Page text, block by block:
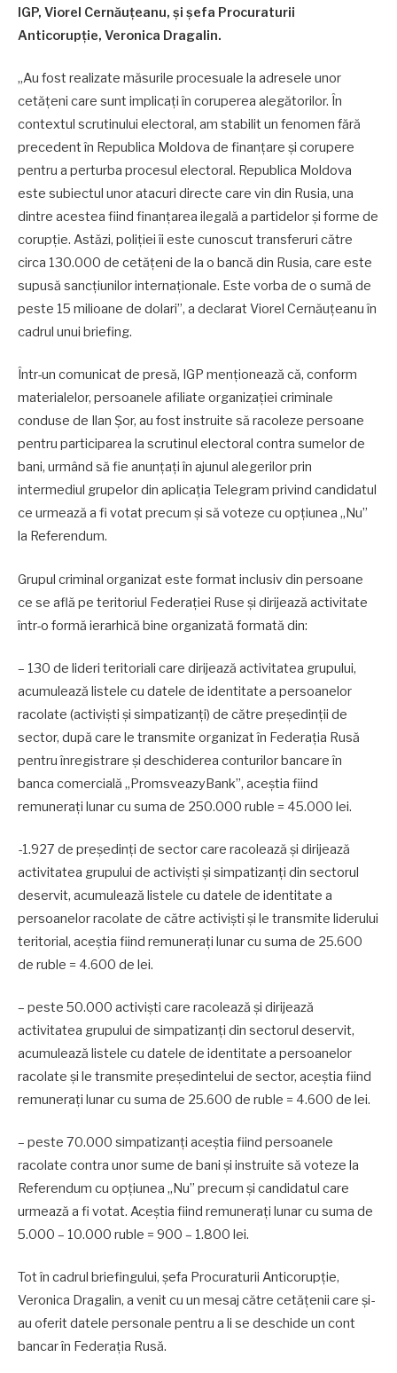
IGP, Viorel Cernăuțeanu, și șefa Procuraturii
Anticorupție, Veronica Dragalin.
„Au fost realizate măsurile procesuale la adresele unor
cetățeni care sunt implicați în coruperea alegătorilor. În
contextul scrutinului electoral, am stabilit un fenomen fără
precedent în Republica Moldova de finanțare și corupere
pentru a perturba procesul electoral. Republica Moldova
este subiectul unor atacuri directe care vin din Rusia, una
dintre acestea fiind finanțarea ilegală a partidelor și forme de
corupție. Astăzi, poliției îi este cunoscut transferuri către
circa 130.000 de cetățeni de la o bancă din Rusia, care este
supusă sancțiunilor internaționale. Este vorba de o sumă de
peste 15 milioane de dolari”, a declarat Viorel Cernăuțeanu în
cadrul unui briefing.
Într-un comunicat de presă, IGP menționează că, conform
materialelor, persoanele afiliate organizației criminale
conduse de Ilan Șor, au fost instruite să racoleze persoane
pentru participarea la scrutinul electoral contra sumelor de
bani, urmând să fie anunțați în ajunul alegerilor prin
intermediul grupelor din aplicația Telegram privind candidatul
ce urmează a fi votat precum și să voteze cu opțiunea „Nu”
la Referendum.
Grupul criminal organizat este format inclusiv din persoane
ce se află pe teritoriul Federației Ruse și dirijează activitate
într-o formă ierarhică bine organizată formată din:
– 130 de lideri teritoriali care dirijează activitatea grupului,
acumulează listele cu datele de identitate a persoanelor
racolate (activiști și simpatizanți) de către președinții de
sector, după care le transmite organizat în Federația Rusă
pentru înregistrare și deschiderea conturilor bancare în
banca comercială „PromsveazyBank”, aceștia fiind
remunerați lunar cu suma de 250.000 ruble = 45.000 lei.
-1.927 de președinți de sector care racolează și dirijează
activitatea grupului de activiști și simpatizanți din sectorul
deservit, acumulează listele cu datele de identitate a
persoanelor racolate de către activiști și le transmite liderului
teritorial, aceștia fiind remunerați lunar cu suma de 25.600
de ruble = 4.600 de lei.
– peste 50.000 activiști care racolează și dirijează
activitatea grupului de simpatizanți din sectorul deservit,
acumulează listele cu datele de identitate a persoanelor
racolate și le transmite președintelui de sector, aceștia fiind
remunerați lunar cu suma de 25.600 de ruble = 4.600 de lei.
– peste 70.000 simpatizanți aceștia fiind persoanele
racolate contra unor sume de bani și instruite să voteze la
Referendum cu opțiunea „Nu” precum și candidatul care
urmează a fi votat. Aceștia fiind remunerați lunar cu suma de
5.000 – 10.000 ruble = 900 – 1.800 lei.
Tot în cadrul briefingului, șefa Procuraturii Anticorupție,
Veronica Dragalin, a venit cu un mesaj către cetățenii care și-
au oferit datele personale pentru a li se deschide un cont
bancar în Federația Rusă.